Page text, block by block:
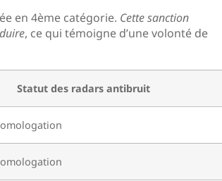
en 4ème catégorie. Cette sanction
, ce qui témoigne d’une volonté de
Statut des radars antibruit